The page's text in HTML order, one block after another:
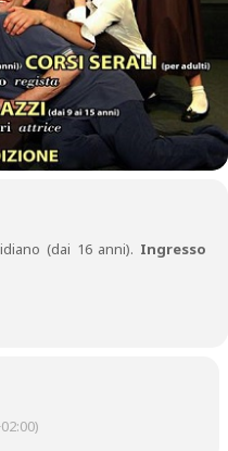
(dai 16 anni). Ingresso